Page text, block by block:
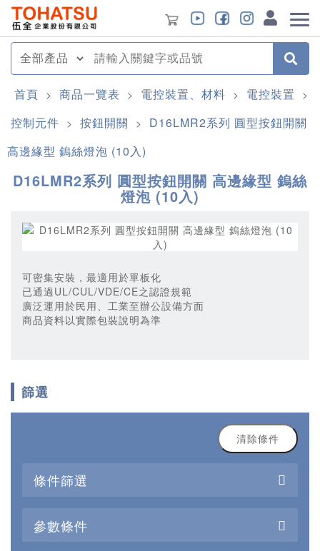
首頁 > 商品一覽表 > 電控裝置、材料 > 電控裝置 >
控制元件 > 按鈕開關 >
D16LMR2系列 圓型按鈕開關
高邊緣型 鎢絲燈泡 (10入)
D16LMR2系列 圓型按鈕開關 高邊緣型 鎢絲
燈泡 (10入)
可密集安裝，最適用於單板化
已通過UL/CUL/VDE/CE之認證規範
廣泛運用於民用、工業至辦公設備方面
商品資料以實際包裝說明為準
篩選
清除條件
條件篩選
參數條件